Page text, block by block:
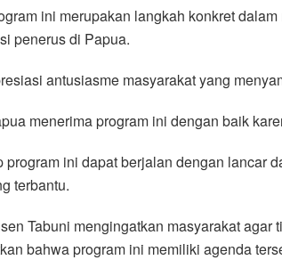
ini merupakan langkah konkret
penerus di Papua.
antusiasme masyarakat yang
menerima program ini dengan baik
program ini dapat berjalan dengan lancar
terbantu.
Tabuni mengingatkan masyarakat
bahwa program ini memiliki agenda